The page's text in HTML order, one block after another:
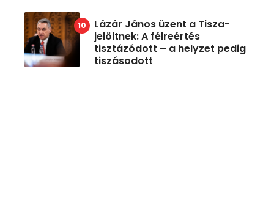
Lázár János üzent a Tisza-
jelöltnek: A félreértés
tisztázódott – a helyzet pedig
tiszásodott